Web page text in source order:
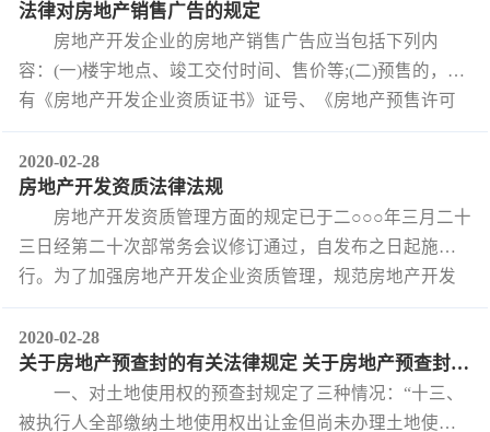
部长王蒙徽主持会议并讲话。
法律对房地产销售广告的规定
房地产开发企业的房地产销售广告应当包括下列内
容：(一)楼宇地点、竣工交付时间、售价等;(二)预售的，应
有《房地产开发企业资质证书》证号、《房地产预售许可
证》证号;(三)现售的，应有《房地产开发企业资质证书》证
号、《房地产证》证号。
2020-02-28
房地产开发资质法律法规
房地产开发资质管理方面的规定已于二○○○年三月二十
三日经第二十次部常务会议修订通过，自发布之日起施
行。为了加强房地产开发企业资质管理，规范房地产开发
企业经营行为。
2020-02-28
关于房地产预查封的有关法律规定 关于房地产预查封的有关法律规定
一、对土地使用权的预查封规定了三种情况：“十三、
被执行人全部缴纳土地使用权出让金但尚未办理土地使用